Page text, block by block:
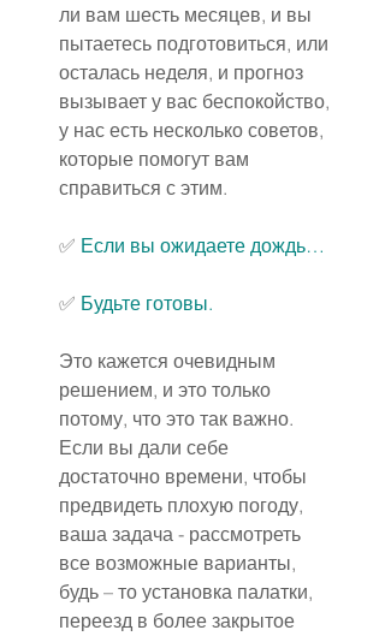
ли вам шесть месяцев, и вы
пытаетесь подготовиться, или
осталась неделя, и прогноз
вызывает у вас беспокойство,
у нас есть несколько советов,
которые помогут вам
справиться с этим.
✅️ Если вы ожидаете дождь…
✅️ Будьте готовы.
Это кажется очевидным
решением, и это только
потому, что это так важно.
Если вы дали себе
достаточно времени, чтобы
предвидеть плохую погоду,
ваша задача - рассмотреть
все возможные варианты,
будь – то установка палатки,
переезд в более закрытое